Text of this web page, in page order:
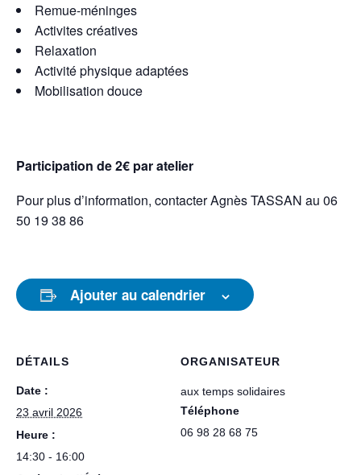
Remue-méninges
Activites créatives
Relaxation
Activité physique adaptées
Mobilisation douce
Participation de 2€ par atelier
Pour plus d’information, contacter Agnès TASSAN au 06
50 19 38 86
Ajouter au calendrier
DÉTAILS
Date :
23 avril 2026
Heure :
14:30 - 16:00
ORGANISATEUR
aux temps solidaires
Téléphone
06 98 28 68 75